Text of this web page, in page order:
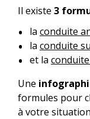
Il existe 3
la conduite
la conduite
et la
Une
formules pour
à votre